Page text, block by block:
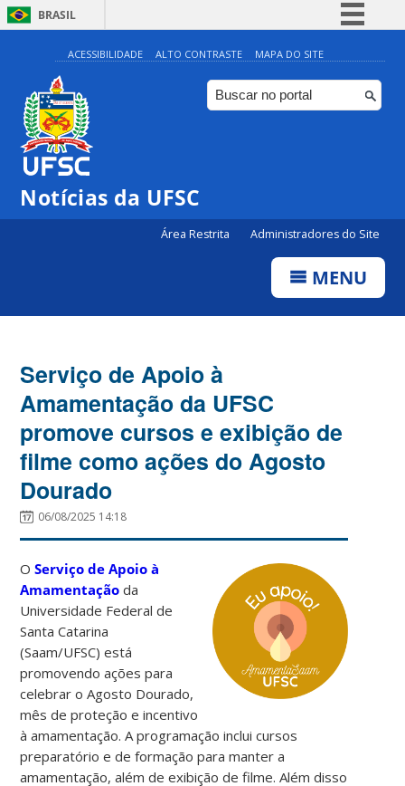
BRASIL
Simplifique!
Comunica BR
Participe
ACESSIBILIDADE ALTO CONTRASTE MAPA DO SITE
Notícias da UFSC
Área Restrita Administradores do Site
MENU
Serviço de Apoio à
Amamentação da UFSC
promove cursos e exibição de
filme como ações do Agosto
Dourado
06/08/2025 14:18
OServiço de Apoio à
Amamentação da
Universidade Federal de
Santa Catarina
(Saam/UFSC) está
promovendo ações para
celebrar o Agosto Dourado,
mês de proteção e incentivo
à amamentação. A programação inclui cursos
preparatório e de formação para manter a
amamentação, além de exibição de filme. Além disso